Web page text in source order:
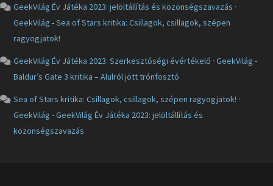
GeekVilág Év Játéka 2023: jelöltállítás és közönségszavazás ·
GeekVilág -Sea of Stars kritika: Csillagok, csillagok, szépen
ragyogjatok!
GeekVilág Év Játéka 2023: Szerkesztőségi évértékelő · GeekVilág -
Baldur’s Gate 3 kritika – Alulról jött trónfosztó
Sea of Stars kritika: Csillagok, csillagok, szépen ragyogjatok! ·
GeekVilág -GeekVilág Év Játéka 2023: jelöltállítás és
közönségszavazás